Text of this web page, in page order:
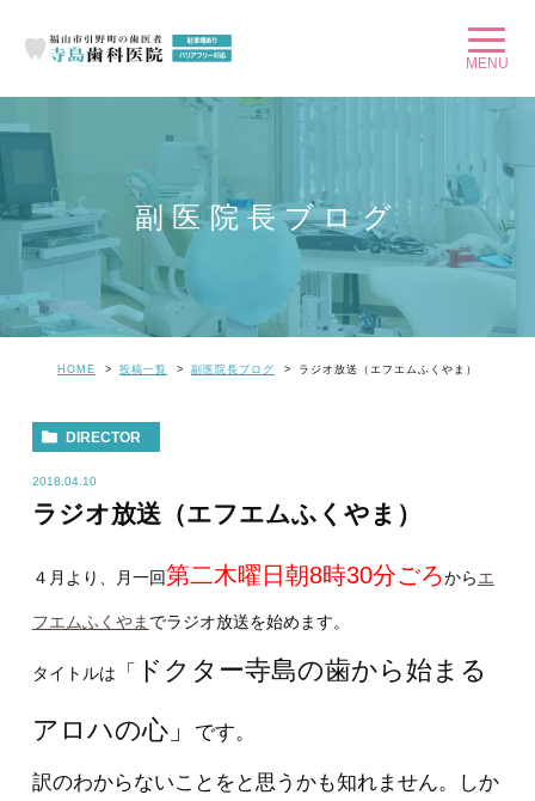
副医院長ブログ
HOME 投稿一覧 副医院長ブログ ラジオ放送（エフエムふくやま）
DIRECTOR
2018.04.10
ラジオ放送（エフエムふくやま）
４月より、月一回第二木曜日朝8時30分ごろからエ
フエムふくやま でラジオ放送を始めます。
タイトルは 「
ドクター寺島の歯から始まる
アロハの心」
です。
訳のわからないことをと思うかも知れません。しか